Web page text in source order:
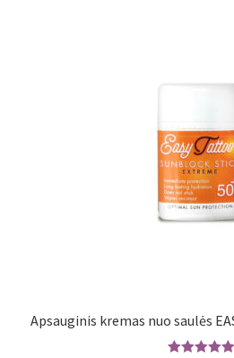
Apsauginis kremas nuo saulės